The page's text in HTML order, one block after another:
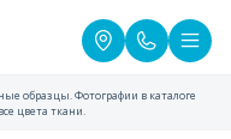
образцы. Фотографии в каталоге
цвета ткани.